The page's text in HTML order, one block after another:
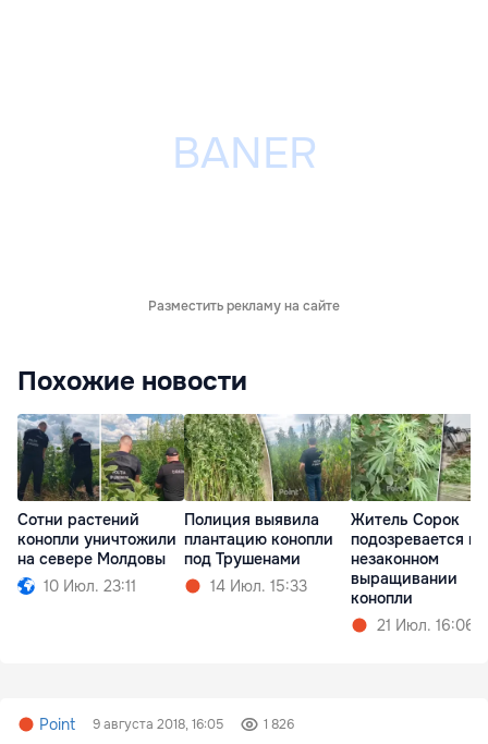
Разместить рекламу на сайте
Похожие новости
Сотни растений
конопли уничтожили
на севере Молдовы
10 Июл. 23:11
Полиция выявила
плантацию конопли
под Трушенами
14 Июл. 15:33
Житель Сорок
подозревается в
незаконном
выращивании
конопли
21 Июл. 16:06
Point 9 августа 2018, 16:05 1 826